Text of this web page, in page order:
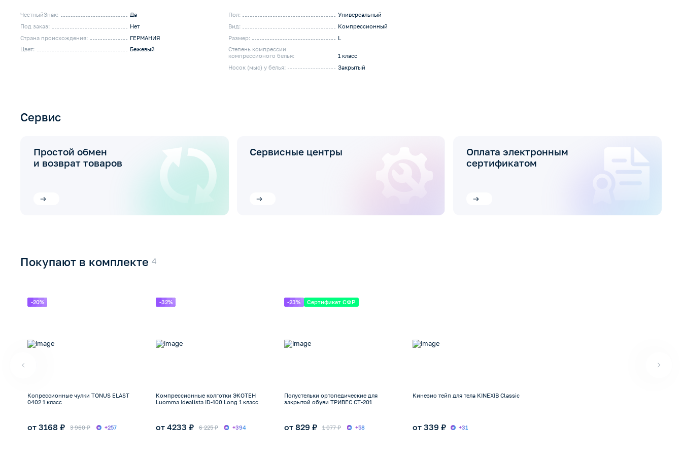
ЧестныйЗнак:
Да
Под заказ:
Нет
Страна происхождения:
ГЕРМАНИЯ
Цвет:
Бежевый
Пол:
Универсальный
Вид:
Компрессионный
Размер:
L
Степень компрессии
компрессионого белья:
1 класс
Носок (мыс) у белья:
Закрытый
Сервис
Простой обмен
и возврат товаров
Сервисные центры
Оплата электронным
сертификатом
Покупают в комплекте
-20%
Копрессионные чулки TONUS ELAST
0402 1 класс
от 3168 ₽ 3 960 ₽ +257
-32%
Компрессионные колготки ЭКОТЕН
Luomma Idealista ID-100 Long 1 класс
от 4233 ₽ 6 225 ₽ +394
-23% Сертификат СФР
Полустельки ортопедические для
закрытой обуви ТРИВЕС СТ-201
от 829 ₽ 1 077 ₽ +58
Кинезио тейп для тела KINEXIB Classic
от 339 ₽ +31